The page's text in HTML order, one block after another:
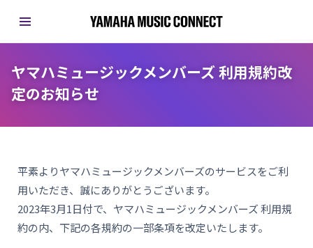
ヤマハミュージックメンバーズ 利用規約改
定のお知らせ
平素よりヤマハミュージックメンバーズのサービスをご利
用いただき、誠にありがとうございます。
2023年3月1日付で、ヤマハミュージックメンバーズ 利用規
約の内、下記の各規約の一部条項を改定いたします。